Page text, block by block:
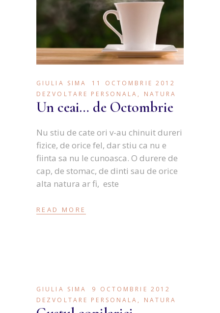
GIULIA SIMA
11 OCTOMBRIE 2012
DEZVOLTARE PERSONALA , NATURA
Un ceai… de Octombrie
Nu stiu de cate ori v-au chinuit dureri
fizice, de orice fel, dar stiu ca nu e
fiinta sa nu le cunoasca. O durere de
cap, de stomac, de dinti sau de orice
alta natura ar fi, este
READ MORE
GIULIA SIMA
9 OCTOMBRIE 2012
DEZVOLTARE PERSONALA , NATURA